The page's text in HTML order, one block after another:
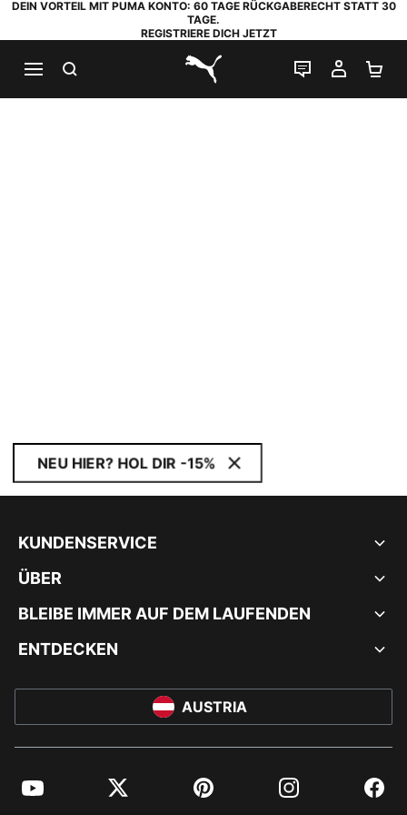
DEIN VORTEIL MIT PUMA KONTO: 60 TAGE RÜCKGABERECHT STATT 30
TAGE.
REGISTRIERE DICH JETZT
PUMA.com
LIVE-CHAT
MEIN
NEU HIER? HOL DIR -15%
KUNDENSERVICE
ÜBER
BLEIBE IMMER AUF DEM LAUFENDEN
ENTDECKEN
AUSTRIA
YouTube Twitter Pinterest Instagram